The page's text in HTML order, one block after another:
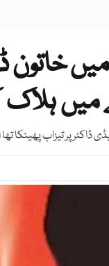
خاتون
ہلاک
پر تیزاب پھینکا تھا